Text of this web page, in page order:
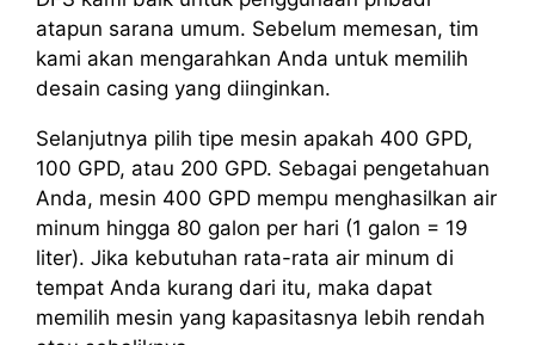
atapun sarana umum. Sebelum memesan, tim
kami akan mengarahkan Anda untuk memilih
desain casing yang diinginkan.
Selanjutnya pilih tipe mesin apakah 400 GPD,
100 GPD, atau 200 GPD. Sebagai pengetahuan
Anda, mesin 400 GPD mempu menghasilkan air
minum hingga 80 galon per hari (1 galon = 19
liter). Jika kebutuhan rata-rata air minum di
tempat Anda kurang dari itu, maka dapat
memilih mesin yang kapasitasnya lebih rendah